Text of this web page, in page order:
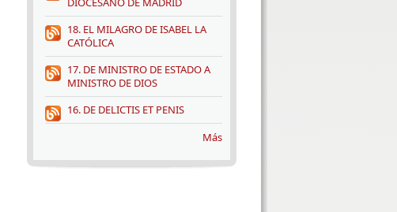
18. EL MILAGRO DE ISABEL LA
CATÓLICA
17. DE MINISTRO DE ESTADO A
MINISTRO DE DIOS
16. DE DELICTIS ET PENIS
Más